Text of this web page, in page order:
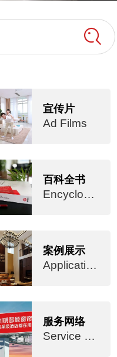
宣传片
Ad Films
百科全书
Encyclopaedia
案例展示
Application Cases
服务网络
Service Network